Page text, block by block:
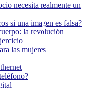
necesita realmente un
si una imagen es falsa?
la revolución
las mujeres